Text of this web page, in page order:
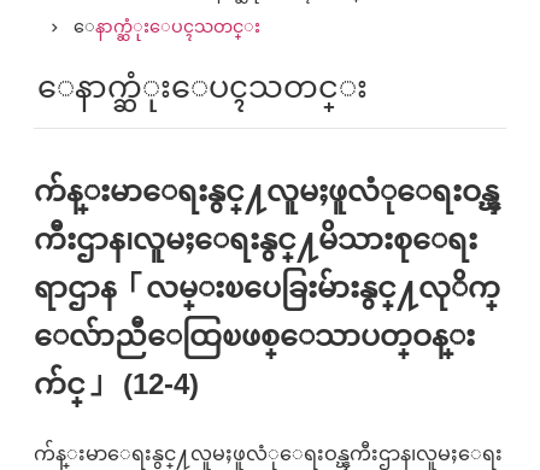
ေနာက္ဆံုးေပၚသတင္း
ေနာက္ဆံုးေပၚသတင္း
က်န္းမာေရးနွင္႔လူမႈဖူလံုေရးဝန္ၾ
ကီးဌာန၊လူမႈေရးနွင္႔မိသားစုေရး
ရာဌာန「လမ္းၿပေခြးမ်ားနွင္႔လုိက္
ေလ်ာညီေထြၿဖစ္ေသာပတ္ဝန္း
က်င္」 (12-4)
က်န္းမာေရးနွင္႔လူမႈဖူလံုေရးဝန္ၾကီးဌာန၊လူမႈေရး